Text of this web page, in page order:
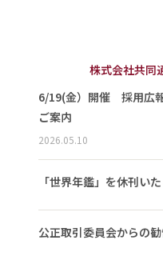
株式会社共同
6/19(金）開催 採用広
ご案内
2026.05.10
「世界年鑑」を休刊い
公正取引委員会からの